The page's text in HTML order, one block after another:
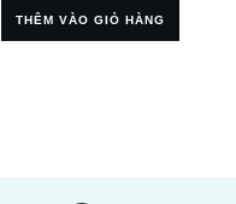
THÊM VÀO GIỎ HÀNG